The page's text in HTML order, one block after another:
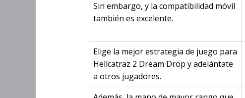
Sin embargo, y la compatibilidad móvil
también es excelente.
Elige la mejor estrategia de juego para
Hellcatraz 2 Dream Drop y adelántate
a otros jugadores.